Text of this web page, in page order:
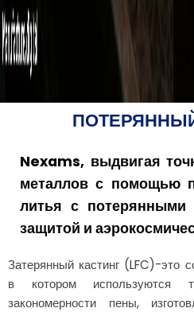
Nexams, выдвигая
металлов с помощью
литья с потерянными
защитой и
Затерянный кастинг (LFC)-это
в котором используются
закономерности пены,